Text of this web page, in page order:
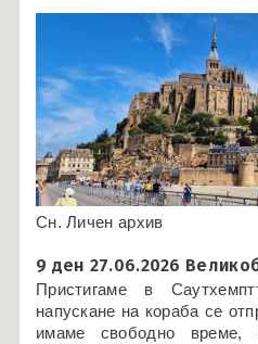
Сн. Личен архив
9 ден 27.06.2026
Пристигаме в
напускане на кораба се
имаме свободно